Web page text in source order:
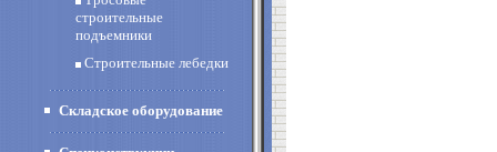
строительные
подъемники
Строительные лебедки
Складское оборудование